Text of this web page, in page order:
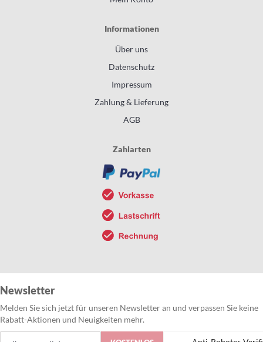
Informationen
Über uns
Datenschutz
Impressum
Zahlung & Lieferung
AGB
Zahlarten
Newsletter
Melden Sie sich jetzt für unseren Newsletter an und verpassen Sie keine
Rabatt-Aktionen und Neuigkeiten mehr.